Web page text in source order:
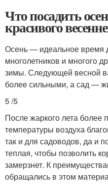
Что посадить
красивого
Осень — идеальное время
многолетников и многого
зимы. Следующей весной
более сильными, а сад —
5 /5
После жаркого лета более
температуры воздуха
так и для садоводов, да и
теплая, чтобы позволить
замерзнет. К
обращались в этом